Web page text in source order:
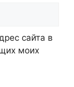
сайта в
моих